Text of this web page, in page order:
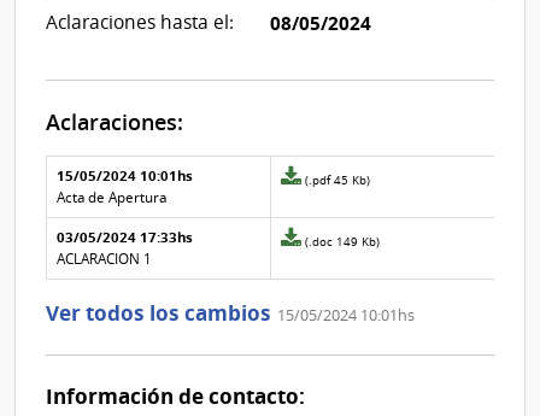
Aclaraciones hasta el: 08/05/2024
Aclaraciones:
Aclaraciones del llamado
Fecha y
texto de
la
aclaración
Archivo
de la
aclaración
15/05/2024 10:01hs
Acta de Apertura
Archivo
de
la
Nº
(.pdf 45 Kb)
03/05/2024 17:33hs
ACLARACION 1
Archivo
de
aclaración
0
(.doc 149 Kb)
Ver todos los cambios 15/05/2024 10:01hs
Información de contacto: